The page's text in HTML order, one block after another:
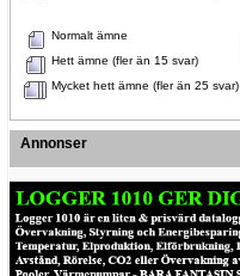
Normalt ämne
Hett ämne (fler än 15 svar)
Mycket hett ämne (fler än 25 svar)
Annonser